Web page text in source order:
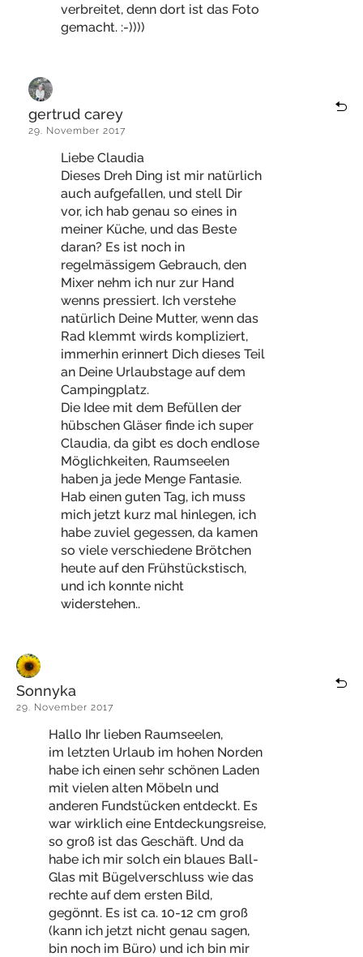
verbreitet, denn dort ist das Foto
gemacht. :-))))
gertrud carey
29. November 2017
Liebe Claudia
Dieses Dreh Ding ist mir natürlich
auch aufgefallen, und stell Dir
vor, ich hab genau so eines in
meiner Küche, und das Beste
daran? Es ist noch in
regelmässigem Gebrauch, den
Mixer nehm ich nur zur Hand
wenns pressiert. Ich verstehe
natürlich Deine Mutter, wenn das
Rad klemmt wirds kompliziert,
immerhin erinnert Dich dieses Teil
an Deine Urlaubstage auf dem
Campingplatz.
Die Idee mit dem Befüllen der
hübschen Gläser finde ich super
Claudia, da gibt es doch endlose
Möglichkeiten, Raumseelen
haben ja jede Menge Fantasie.
Hab einen guten Tag, ich muss
mich jetzt kurz mal hinlegen, ich
habe zuviel gegessen, da kamen
so viele verschiedene Brötchen
heute auf den Frühstückstisch,
und ich konnte nicht
widerstehen..
Sonnyka
29. November 2017
Hallo Ihr lieben Raumseelen,
im letzten Urlaub im hohen Norden
habe ich einen sehr schönen Laden
mit vielen alten Möbeln und
anderen Fundstücken entdeckt. Es
war wirklich eine Entdeckungsreise,
so groß ist das Geschäft. Und da
habe ich mir solch ein blaues Ball-
Glas mit Bügelverschluss wie das
rechte auf dem ersten Bild,
gegönnt. Es ist ca. 10-12 cm groß
(kann ich jetzt nicht genau sagen,
bin noch im Büro) und ich bin mir